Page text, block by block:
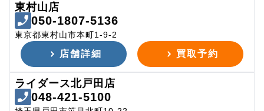
東村山店
050-1807-5136
東京都東村山市本町1-9-2
店舗詳細 買取予約
ライダース北戸田店
048-421-5100